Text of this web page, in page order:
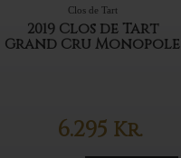
Clos de Tart
2019 Clos de Tart
Grand Cru Monopole
6.295 Kr.